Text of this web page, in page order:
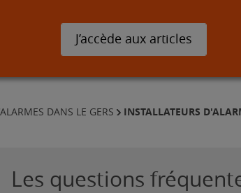
J’accède aux articles
DANS LE GERS INSTALLATEURS
Les questions